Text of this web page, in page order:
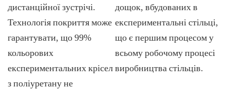
дистанційної зустрічі.
Технологія покриття може
гарантувати, що 99%
кольорових
експериментальних крісел
з поліуретану не
дощок, вбудованих в
експериментальні стільці,
що є першим процесом у
всьому робочому процесі
виробництва стільців.